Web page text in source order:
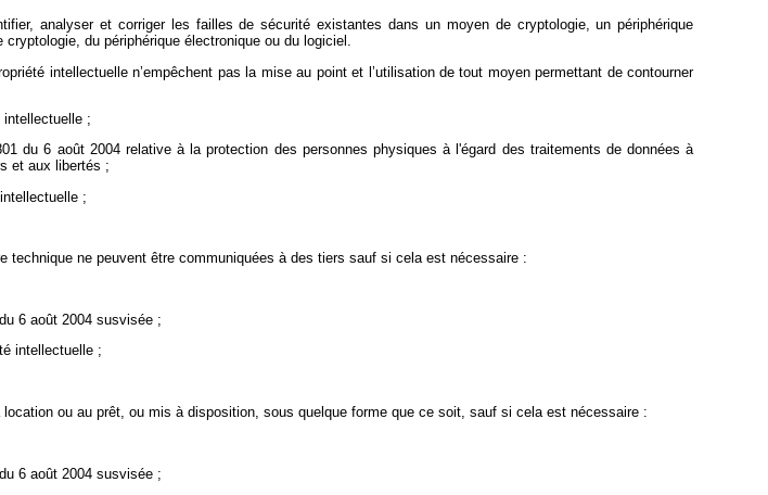
analyser et corriger les failles de sécurité existantes dans un moyen de cryptologie, un périphérique
du périphérique électronique ou du logiciel.
intellectuelle n’empêchent pas la mise au point et l’utilisation de tout moyen permettant de contourner
intellectuelle ;
du 6 août 2004 relative à la protection des personnes physiques à l'égard des traitements de données à
et aux libertés ;
;
technique ne peuvent être communiquées à des tiers sauf si cela est nécessaire :
6 août 2004 susvisée ;
intellectuelle ;
ou au prêt, ou mis à disposition, sous quelque forme que ce soit, sauf si cela est nécessaire :
6 août 2004 susvisée ;